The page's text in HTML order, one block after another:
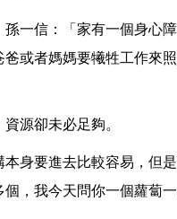
一信：「家有一個身心
或者媽媽要犧牲工作來
源卻未必足夠。
身要進去比較容易，但
，我今天問你一個蘿蔔